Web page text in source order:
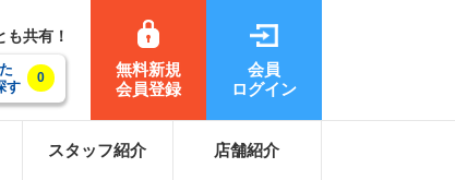
共有！
す
0
無料新規
会員登録
会員
ログイン
スタッフ紹介 店舗紹介